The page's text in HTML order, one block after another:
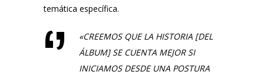
temática específica.
«CREEMOS QUE LA HISTORIA [DEL
ÁLBUM] SE CUENTA MEJOR SI
INICIAMOS DESDE UNA POSTURA